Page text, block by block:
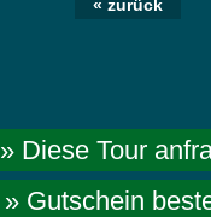
« zurück
» Diese Tour
» Gutschein